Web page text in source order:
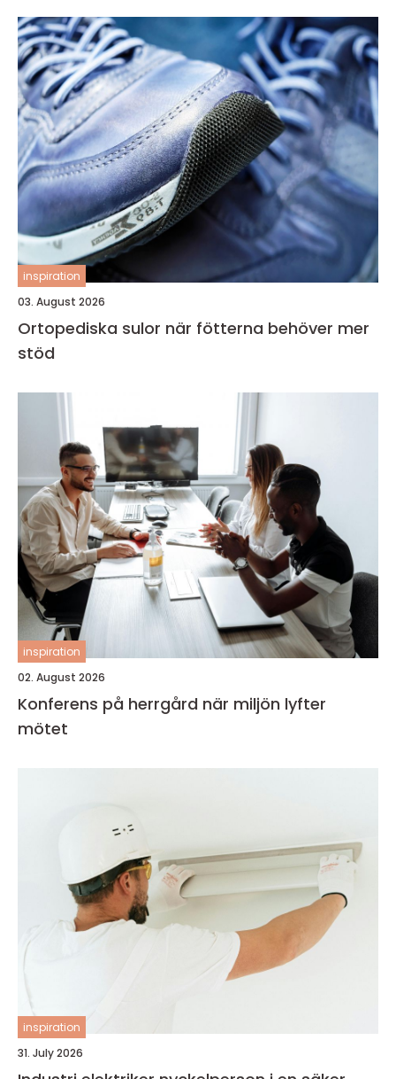
inspiration
03. August 2026
Ortopediska sulor när fötterna behöver mer
stöd
inspiration
02. August 2026
Konferens på herrgård när miljön lyfter
mötet
inspiration
31. July 2026